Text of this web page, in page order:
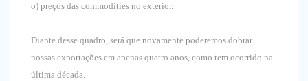
o) preços das commodities no exterior.
Diante desse quadro, será que novamente poderemos dobrar
nossas exportações em apenas quatro anos, como tem ocorrido na
última década.